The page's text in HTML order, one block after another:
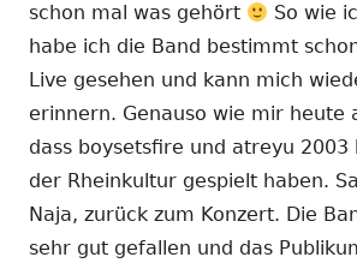
schon mal was gehört
So wie
habe ich die Band bestimmt
Live gesehen und kann mich
erinnern. Genauso wie mir heute
dass boysetsfire und atreyu 2003
der Rheinkultur gespielt haben.
Naja, zurück zum Konzert. Die
sehr gut gefallen und das